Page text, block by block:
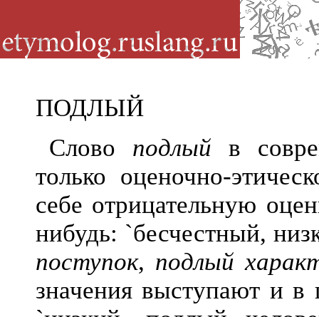
ПОДЛЫЙ
Слово подлый в
только оценочно-
себе отрицательную
нибудь: `бесчестный,
поступок, подлый
значения выступают и